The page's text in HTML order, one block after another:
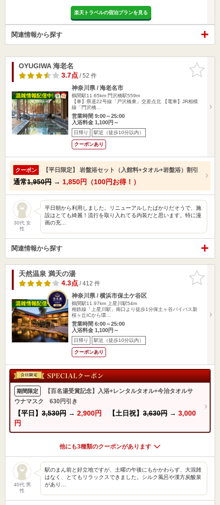
楽天トラベルの宿泊プランを見る
関連情報から探す
お気に入
りに追加
OYUGIWA 海老名
3.7点/ 52 件
神奈川県 / 海老名市
鶴間駅11.65km 門沢橋駅559m
【車】県道22号線「戸沢橋東」交差点北 【電車】JR相模
線「門沢橋…
営業時間 9:00～25:00
入浴料金 1,100円～
日帰り 駅近（徒歩10分以内）
クーポンあり
クーポン 【平日限定】 岩盤浴セット（入館料+タオル+岩盤浴）割引
通常1,950円 → 1,850円（100円お得！）
30代 女
性
平日朝から利用しました。リニューアルしたばかりだそうで、施
設はとても綺麗！流行を取り入れてる内装だと思います。特に漫
画の充…
関連情報から探す
お気に入
りに追加
天然温泉 満天の湯
4.3点/ 412 件
神奈川県 / 横浜市保土ケ谷区
鶴間駅11.97km
上星川駅54m
相鉄線「上星川駅」南口より徒歩1分保土ヶ谷バイパス新
桜ヶ丘ICから環…
営業時間 6:00～25:00
入浴料金 1,100円～
日帰り 駅近（徒歩10分以内）
クーポンあり
期間限定
【百名湯受賞記念】入浴+レンタルタオル+今治タオルサ
ウナマスク 630円引き
【平日】 3,530円 → 2,900円 【土日祝】 3,630円 → 3,000
円
他にも3種類のクーポンがあります
40代 男
性
駅のまん前と好立地ですが、土曜の午後にもかかわらず、大混雑
はなく、とてもリラックスできました。シルク風呂や漢方炭酸泉
があり…